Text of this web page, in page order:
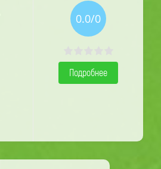
0.0/0
Подробнее